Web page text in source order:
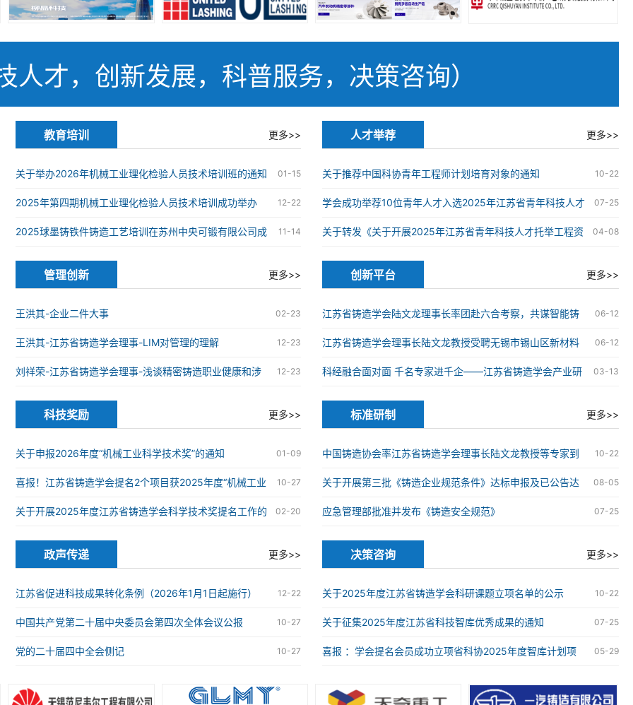
人才，创新发展，科普服务，决策咨询）
教育培训 更多>>
01-15
关于举办2026年机械工业理化检验人员技术培训班的通知
12-22
2025年第四期机械工业理化检验人员技术培训成功举办
11-14
2025球墨铸铁件铸造工艺培训在苏州中央可锻有限公司成
功举办
人才举荐 更多>>
10-22
关于推荐中国科协青年工程师计划培育对象的通知
07-25
学会成功举荐10位青年人才入选2025年江苏省青年科技人才
托举工程 04-08
关于转发《关于开展2025年江苏省青年科技人才托举工程资
助对象评选推荐工作的通知》的通知
管理创新 更多>>
02-23
王洪其-企业二件大事
12-23
王洪其-江苏省铸造学会理事-LIM对管理的理解
12-23
刘祥荣-江苏省铸造学会理事-浅谈精密铸造职业健康和涉
炉安全
创新平台 更多>>
06-12
江苏省铸造学会陆文龙理事长率团赴六合考察，共谋智能铸
造科技创新发展新篇章 06-12
江苏省铸造学会理事长陆文龙教授受聘无锡市锡山区新材料
产业链“红链顾问” 03-13
科经融合面对面 千名专家进千企——江苏省铸造学会产业研
究院球墨铸铁研发中心授牌仪式在苏州成功举办
科技奖励 更多>>
01-09
关于申报2026年度“机械工业科学技术奖”的通知
10-27
喜报！江苏省铸造学会提名2个项目获2025年度“机械工业
科学技术奖” 02-20
关于开展2025年度江苏省铸造学会科学技术奖提名工作的
通知
标准研制 更多>>
10-22
中国铸造协会率江苏省铸造学会理事长陆文龙教授等专家到
企业开展铸造企业规范条件达标申报现场审核工作 08-05
关于开展第三批《铸造企业规范条件》达标申报及已公告达
标企业复核工作的通知 07-25
应急管理部批准并发布《铸造安全规范》
政声传递 更多>>
12-22
江苏省促进科技成果转化条例（2026年1月1日起施行）
10-27
中国共产党第二十届中央委员会第四次全体会议公报
10-27
党的二十届四中全会侧记
决策咨询 更多>>
10-22
关于2025年度江苏省铸造学会科研课题立项名单的公示
07-25
关于征集2025年度江苏省科技智库优秀成果的通知
05-29
喜报 ：学会提名会员成功立项省科协2025年度智库计划项